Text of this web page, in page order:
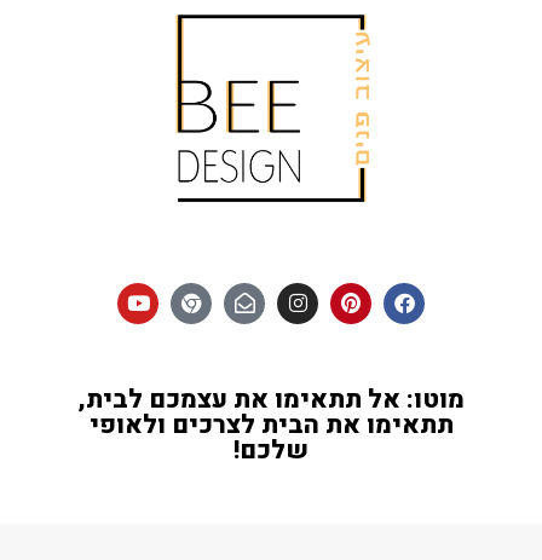
מוטו: אל תתאימו את עצמכם לבית,
תתאימו את הבית לצרכים ולאופי
שלכם!